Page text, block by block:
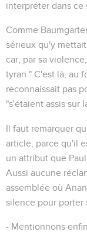
interpréter dans ce
Comme
sérieux qu'y
car, par sa
tyran." C'est là, au
reconnaissait pas
"s'étaient assis sur
Il faut remarquer
article, parce qu'il
un attribut que
Aussi aucune
assemblée où
silence pour porter
- Mentionnons